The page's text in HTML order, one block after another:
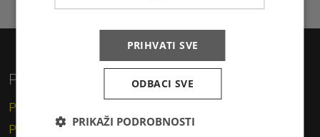
Privatni korisnici
Pismo
Paket
PRIHVATI SVE
ODBACI SVE
PRIKAŽI PODROBNOSTI